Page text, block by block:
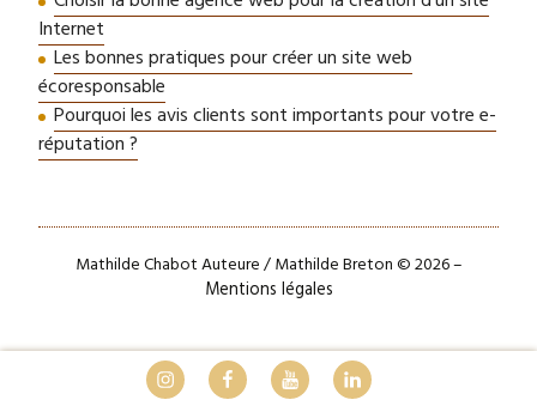
InstagramFacebookYoutubeLinkedIn
Internet
Les bonnes pratiques pour créer un site web
écoresponsable
Pourquoi les avis clients sont importants pour votre e-
réputation ?
Mathilde Chabot Auteure / Mathilde Breton © 2026 –
Mentions légales